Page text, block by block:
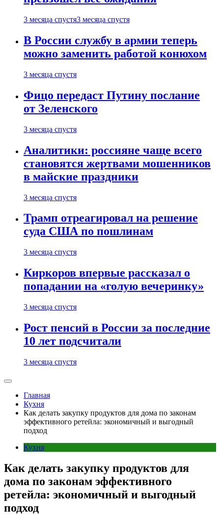
3 месяца спустя3 месяца спустя
В России службу в армии теперь
можно заменить работой конюхом
3 месяца спустя
Фицо передаст Путину послание
от Зеленского
3 месяца спустя
Аналитики: россияне чаще всего
становятся жертвами мошенников
в майские праздники
3 месяца спустя
Трамп отреагировал на решение
суда США по пошлинам
3 месяца спустя
Киркоров впервые рассказал о
попадании на «голую вечеринку»
3 месяца спустя
Рост пенсий в России за последние
10 лет подсчитали
3 месяца спустя
Главная
Кухня
Как делать закупку продуктов для дома по законам
эффективного ретейла: экономичный и выгодный
подход
Кухня
Как делать закупку продуктов для
дома по законам эффективного
ретейла: экономичный и выгодный
подход